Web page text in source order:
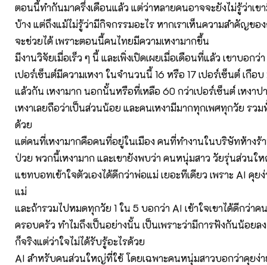
ตอนนี้ทำกันมาครึ่งเดือนแล้ว แต่ว่าหลายคนอาจจะยังไม่รู้ว่าเข
บ้าง แต่ถึงแม้ไม่รู้ว่ามีกิจกรรมอะไร หากเราเห็นความสำคัญขอ
จะช่วยได้ เพราะตอนนี้คนไทยมีความเหงามากขึ้น
มีงานวิจัยเมื่อเร็ว ๆ นี้ และเพิ่งเปิดเผยเมื่อเดือนที่แล้ว เขาบอก
เปอร์เซ็นต์มีความเหงา ในจำนวนนี้ 16 หรือ 17 เปอร์เซ็นต์ เกือ
แล้วกัน เหงามาก นอกนั้นหรือที่เหลือ 60 กว่าเปอร์เซ็นต์ เหงาป
เหงาเลยถือว่าเป็นส่วนน้อย และคนเหงามีมากทุกเพศทุกวัย รว
ด้วย
แต่คนที่เหงามากคือคนที่อยู่ในเมือง คนที่ทำงานในบริษัทห้างร้
ป่วย พวกนี้เหงามาก และเขายังพบว่า คนหนุ่มสาว วัยรุ่นส่วนใ
แชทบอทเข้าใจตัวเองได้ดีกว่าพ่อแม่ เยอะทีเดียว เพราะ AI คุ
แม่
และถ้ารวมไปหมดทุกวัย 1 ใน 5 บอกว่า AI เข้าใจเขาได้ดีกว่า
ครอบครัว ทำไมถึงเป็นอย่างนั้น เป็นเพราะว่ามีการฟังกันน้อยล
ก็จริงแต่ว่าใจไม่ได้รับรู้อะไรด้วย
AI สำหรับคนส่วนใหญ่ที่ใช้ โดยเฉพาะคนหนุ่มสาวบอกว่าคุยง่า